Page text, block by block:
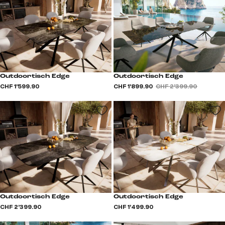
Outdoortisch Edge
CHF 1’599.90
Outdoortisch Edge
CHF 1’899.90 CHF 2’399.90
Outdoortisch Edge
CHF 2’399.90
Outdoortisch Edge
CHF 1’499.90